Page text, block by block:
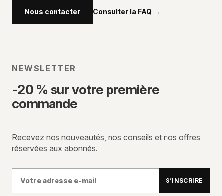
Nous contacter Consulter la FAQ →
NEWSLETTER
-20 % sur votre première
commande
Recevez nos nouveautés, nos conseils et nos offres
réservées aux abonnés.
S’INSCRIRE